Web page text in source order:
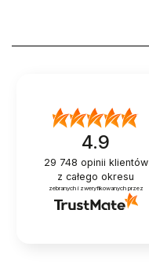
4.9
29 748 opinii klientów
z całego okresu
zebranych i zweryfikowanych przez